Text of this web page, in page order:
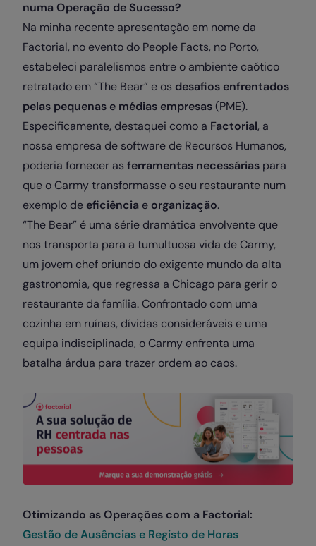
numa Operação de Sucesso?
Na minha recente apresentação em nome da
Factorial, no evento do People Facts, no Porto,
estabeleci paralelismos entre o ambiente caótico
retratado em “The Bear” e os desafios enfrentados
pelas pequenas e médias empresas (PME).
Especificamente, destaquei como a Factorial, a
nossa empresa de software de Recursos Humanos,
poderia fornecer as ferramentas necessárias para
que o Carmy transformasse o seu restaurante num
exemplo de eficiência e organização.
“The Bear” é uma série dramática envolvente que
nos transporta para a tumultuosa vida de Carmy,
um jovem chef oriundo do exigente mundo da alta
gastronomia, que regressa a Chicago para gerir o
restaurante da família. Confrontado com uma
cozinha em ruínas, dívidas consideráveis e uma
equipa indisciplinada, o Carmy enfrenta uma
batalha árdua para trazer ordem ao caos.
Otimizando as Operações com a Factorial:
Gestão de Ausências e Registo de Horas